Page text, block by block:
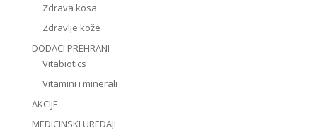
Zdrava kosa
Zdravlje kože
DODACI PREHRANI
Vitabiotics
Vitamini i minerali
AKCIJE
MEDICINSKI UREDAJI